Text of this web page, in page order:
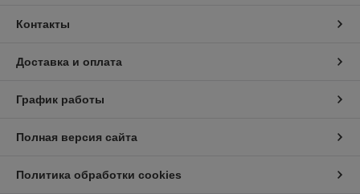
Контакты
Доставка и оплата
График работы
Полная версия сайта
Политика обработки cookies